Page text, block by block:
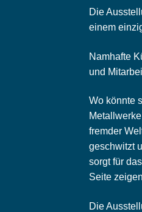
Die
einem
Namhafte
und
Wo könnte
fremder
geschwitzt
sorgt für
Seite
Die